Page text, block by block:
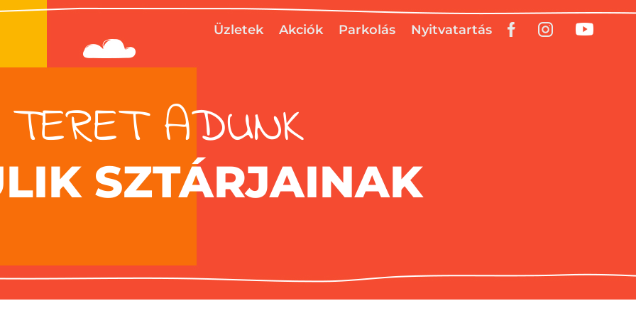
Üzletek Akciók Parkolás Nyitvatartás
TERET ADUNK
SZTÁRJAINAK